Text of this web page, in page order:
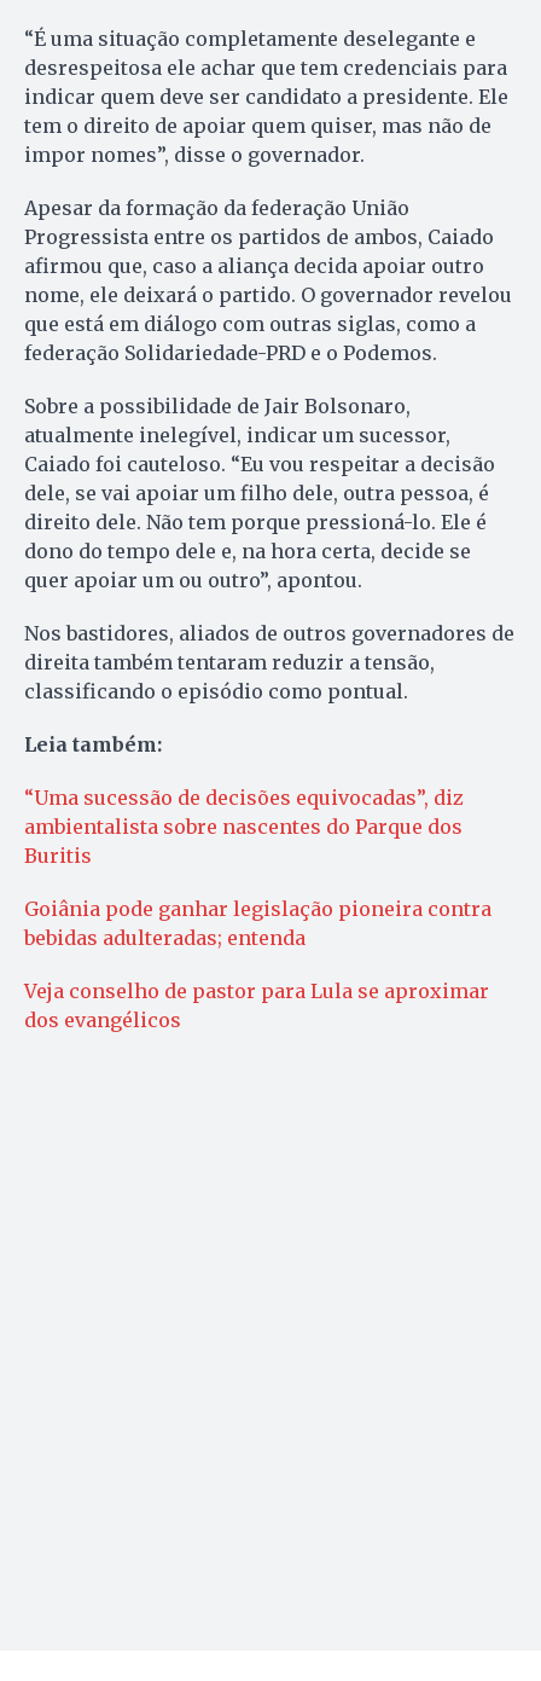
“É uma situação completamente deselegante e
desrespeitosa ele achar que tem credenciais para
indicar quem deve ser candidato a presidente. Ele
tem o direito de apoiar quem quiser, mas não de
impor nomes”, disse o governador.
Apesar da formação da federação União
Progressista entre os partidos de ambos, Caiado
afirmou que, caso a aliança decida apoiar outro
nome, ele deixará o partido. O governador revelou
que está em diálogo com outras siglas, como a
federação Solidariedade-PRD e o Podemos.
Sobre a possibilidade de Jair Bolsonaro,
atualmente inelegível, indicar um sucessor,
Caiado foi cauteloso. “Eu vou respeitar a decisão
dele, se vai apoiar um filho dele, outra pessoa, é
direito dele. Não tem porque pressioná-lo. Ele é
dono do tempo dele e, na hora certa, decide se
quer apoiar um ou outro”, apontou.
Nos bastidores, aliados de outros governadores de
direita também tentaram reduzir a tensão,
classificando o episódio como pontual.
Leia também:
“Uma sucessão de decisões equivocadas”, diz
ambientalista sobre nascentes do Parque dos
Buritis
Goiânia pode ganhar legislação pioneira contra
bebidas adulteradas; entenda
Veja conselho de pastor para Lula se aproximar
dos evangélicos